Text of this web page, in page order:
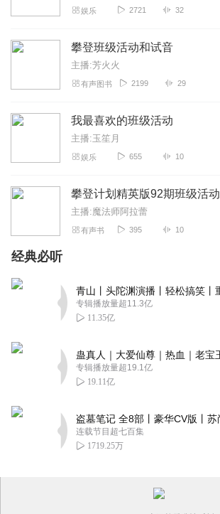
娱乐 2721 32
攀登班级活动和试音
主播:芳火火
有声图书 2199 29
我最喜欢的班级活动
主播:玉笙月
娱乐 655 10
攀登计划精英版92期班级活动
主播:魔法师阿拉蕾
有声书 395 10
经典必听
专辑播放量超11.3亿
11.35亿
专辑播放量超19.1亿
19.11亿
连载节目超七百集
1719.25万